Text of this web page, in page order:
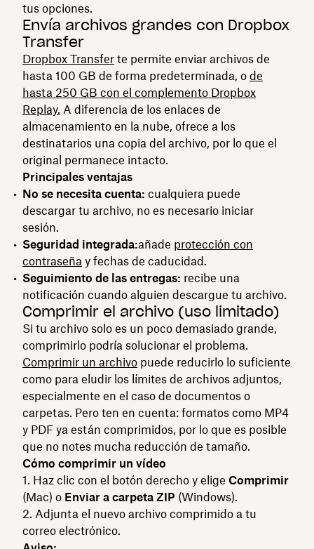
tus opciones.
Envía archivos grandes con Dropbox
Transfer
Dropbox Transfer te permite enviar archivos de
hasta 100 GB de forma predeterminada, o de
hasta 250 GB con el complemento Dropbox
Replay. A diferencia de los enlaces de
almacenamiento en la nube, ofrece a los
destinatarios una copia del archivo, por lo que el
original permanece intacto.
Principales ventajas
No se necesita cuenta: cualquiera puede
descargar tu archivo, no es necesario iniciar
sesión.
Seguridad integrada:añade protección con
contraseña y fechas de caducidad.
Seguimiento de las entregas: recibe una
notificación cuando alguien descargue tu archivo.
Comprimir el archivo (uso limitado)
Si tu archivo solo es un poco demasiado grande,
comprimirlo podría solucionar el problema.
Comprimir un archivo puede reducirlo lo suficiente
como para eludir los límites de archivos adjuntos,
especialmente en el caso de documentos o
carpetas. Pero ten en cuenta: formatos como MP4
y PDF ya están comprimidos, por lo que es posible
que no notes mucha reducción de tamaño.
Cómo comprimir un vídeo
Haz clic con el botón derecho y elige Comprimir
(Mac) o Enviar a carpeta ZIP (Windows).
Adjunta el nuevo archivo comprimido a tu
correo electrónico.